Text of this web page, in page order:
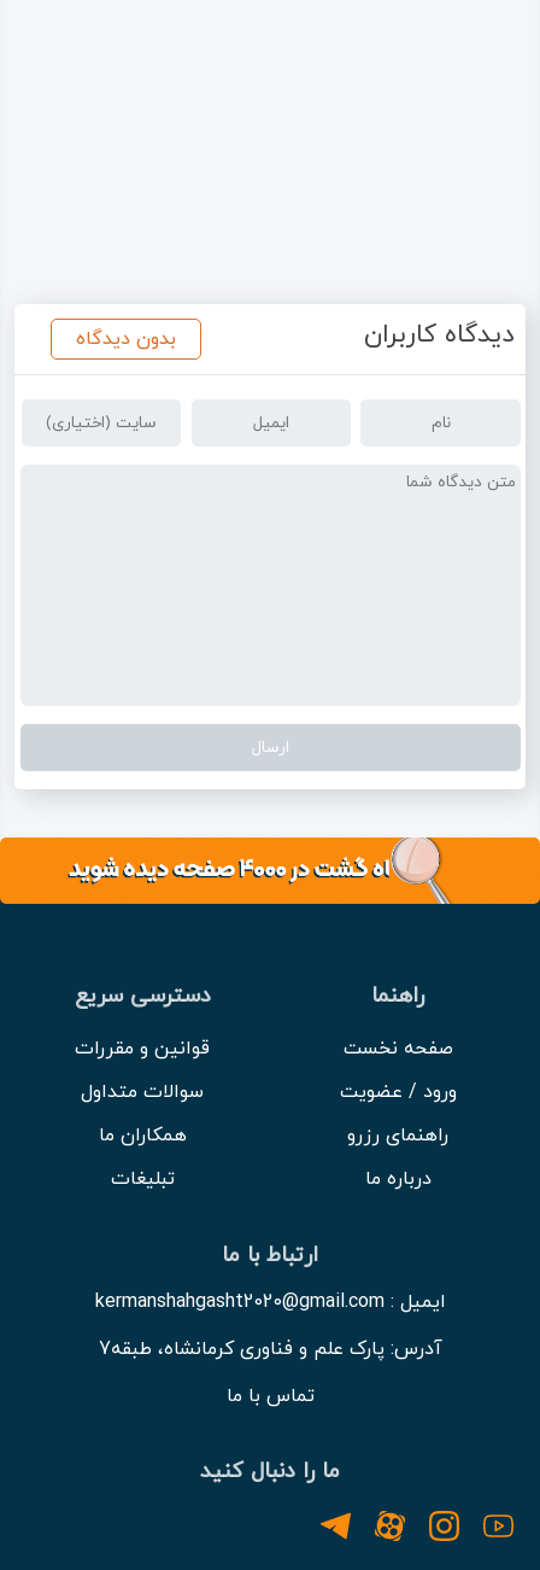
دیدگاه کاربران بدون دیدگاه
راهنما
صفحه نخست
ورود / عضویت
راهنمای رزرو
درباره ما
دسترسی سریع
قوانین و مقررات
سوالات متداول
همکاران ما
تبلیغات
ارتباط با ما
ایمیل : kermanshahgasht2020@gmail.com
آدرس: پارک علم و فناوری کرمانشاه، طبقه7
تماس با ما
ما را دنبال کنید